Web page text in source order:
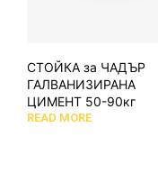
СТОЙКА за ЧАДЪР
ГАЛВАНИЗИРАНА
ЦИМЕНТ 50-90кг
READ MORE